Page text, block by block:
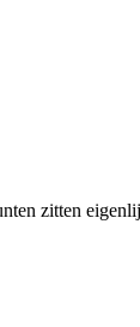
zitten